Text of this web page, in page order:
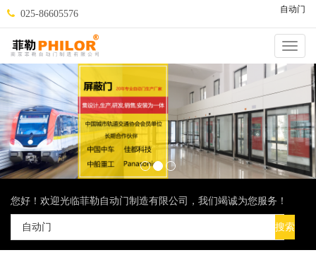
025-86605576 自动门
您好！欢迎光临菲勒自动门制造有限公司，我们竭诚为您服务！